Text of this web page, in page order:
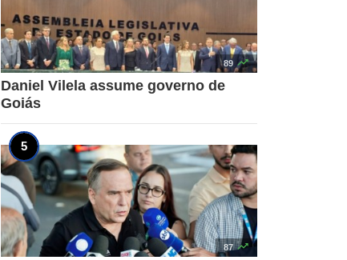
89 
Daniel Vilela assume governo de
Goiás
87 